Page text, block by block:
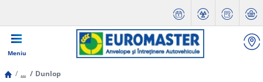
Meniu
... Dunlop